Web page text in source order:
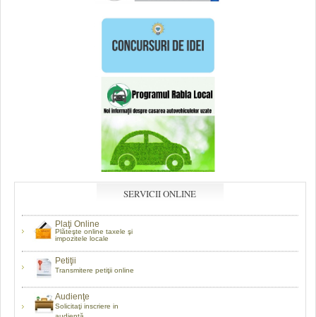
SERVICII ONLINE
Plaţi Online
Plăteşte online taxele şi
impozitele locale
Petiţii
Transmitere petiţii online
Audienţe
Solicitaţi inscriere in